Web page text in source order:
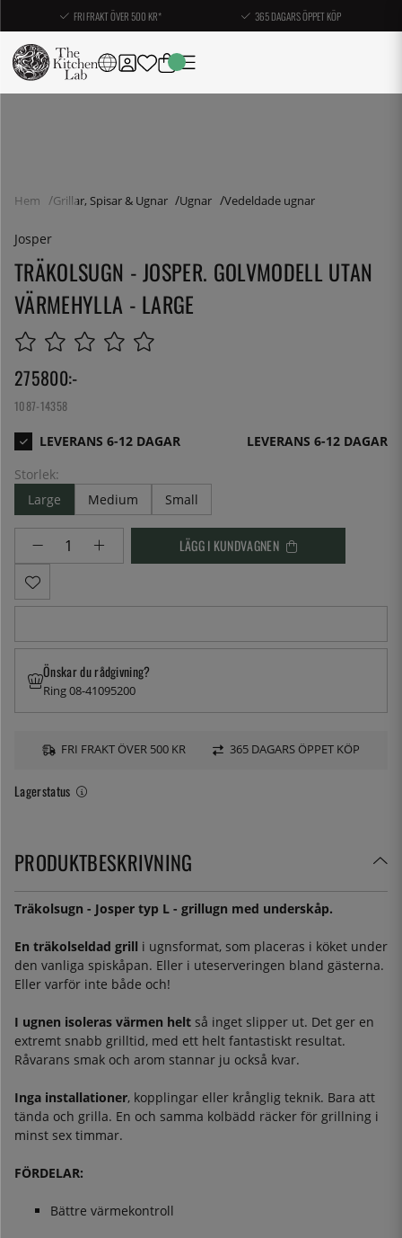
FRI FRAKT ÖVER 500 KR* 365 DAGARS ÖPPET KÖP
Hem Grillar, Spisar & Ugnar Ugnar Vedeldade ugnar
Josper
TRÄKOLSUGN - JOSPER. GOLVMODELL UTAN
VÄRMEHYLLA - LARGE
275800:-
1087-14358
LEVERANS 6-12 DAGAR
Storlek:
Large
Medium Small
LÄGG I KUNDVAGNEN
Lagerstatus
Önskar du rådgivning?
Ring 08-41095200
FRI FRAKT ÖVER 500 KR 365 DAGARS ÖPPET KÖP
PRODUKTBESKRIVNING
Träkolsugn - Josper typ L - grillugn med underskåp.
En träkolseldad grill i ugnsformat, som placeras i köket under
den vanliga spiskåpan. Eller i uteserveringen bland gästerna.
Eller varför inte både och!
I ugnen isoleras värmen helt så inget slipper ut. Det ger en
extremt snabb grilltid, med ett helt fantastiskt resultat.
Råvarans smak och arom stannar ju också kvar.
Inga installationer, kopplingar eller krånglig teknik. Bara att
tända och grilla. En och samma kolbädd räcker för grillning i
minst sex timmar.
FÖRDELAR:
Bättre värmekontroll